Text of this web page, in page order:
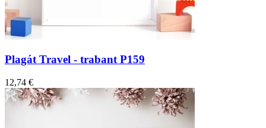
Plagát Travel - trabant P159
12,74 €